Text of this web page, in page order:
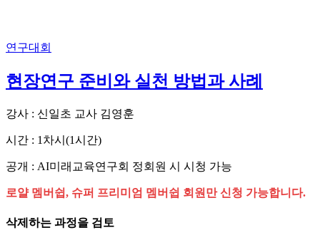
연구대회
현장연구 준비와 실천 방법과 사례
강사 : 신일초 교사 김영훈
시간 : 1차시(1시간)
공개 : AI미래교육연구회 정회원 시 시청 가능
로얄 멤버쉽, 슈퍼 프리미엄 멤버쉽 회원만 신청 가능합니다.
삭제하는 과정을 검토